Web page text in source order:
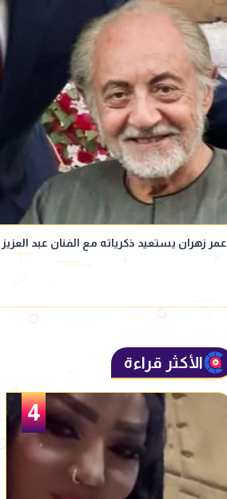
عمر زهران يستعيد ذكرياته مع الفنان عبد
الأكثر قراءة
5